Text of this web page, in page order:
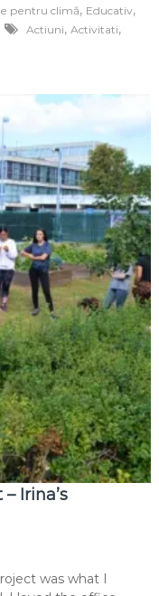
pentru climă, Educativ,
Actiuni, Activitati,
Irina’s
was what I